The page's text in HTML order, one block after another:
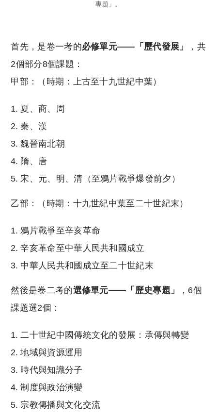
專題」。
首先，是卷一考的必修單元——「歷代發展」
，共
2個部分8個課題：
甲部：（時期：上古至十九世紀中葉）
夏、商、周
秦、漢
魏晉南北朝
隋、唐
宋、元、明、清（至鴉片戰爭爆發前夕）
乙部：（時期：十九世紀中葉至二十世紀末）
鴉片戰爭至辛亥革命
辛亥革命至中華人民共和國成立
中華人民共和國成立至二十世紀末
然後是卷二考的選修單元——「歷史專題」
，6個
課題選2個：
二十世紀中國傳統文化的發展：承傳與轉變
地域與資源運用
時代與知識分子
制度與政治演變
宗教傳播與文化交流